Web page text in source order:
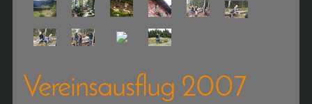
Vereinsausflug 2007